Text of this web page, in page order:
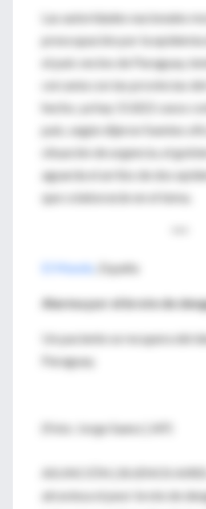
Las autoridades nacionales
preocupación por la epidemia
el país vecino de Paraguay,
cercanía con las provincias
hecho, ya hay 15.822 casos
país, según dijeron fuentes
situación de urgencia, el
aguarda el arribo de dos
que colaborarán en el tema.
El Mundo , España
Alarma por el brote de
Un paciente se recupera del
Paraguay.
(Foto: Jorge Saenz | AP)
ASUNCIÓN | BUENOS
atraviesa el peor brote de